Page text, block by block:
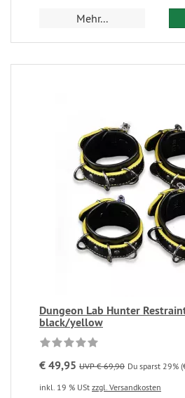
Mehr...
Dungeon Lab Hunter
black/yellow
€ 49,95 UVP € 69,90 Du sparst 29%
inkl. 19 % USt zzgl. Versandkosten